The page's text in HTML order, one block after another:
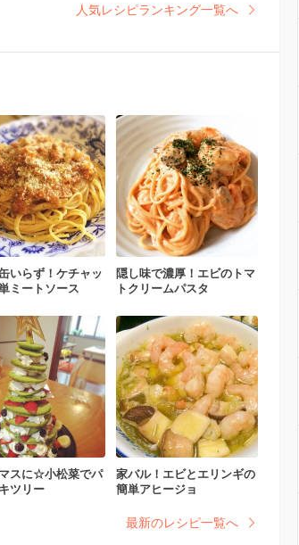
人気レシピランキング一覧へ
いらず！ケチャッ
ミートソース
隠し味で濃厚！エビのトマ
トクリームパスタ
スに☆小松菜でパ
ツリー
家バル！エビとエリンギの
簡単アヒージョ
最新のレシピ一覧へ